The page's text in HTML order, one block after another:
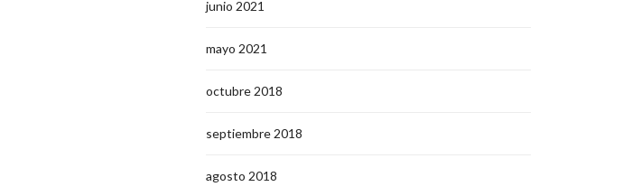
junio 2021
mayo 2021
octubre 2018
septiembre 2018
agosto 2018